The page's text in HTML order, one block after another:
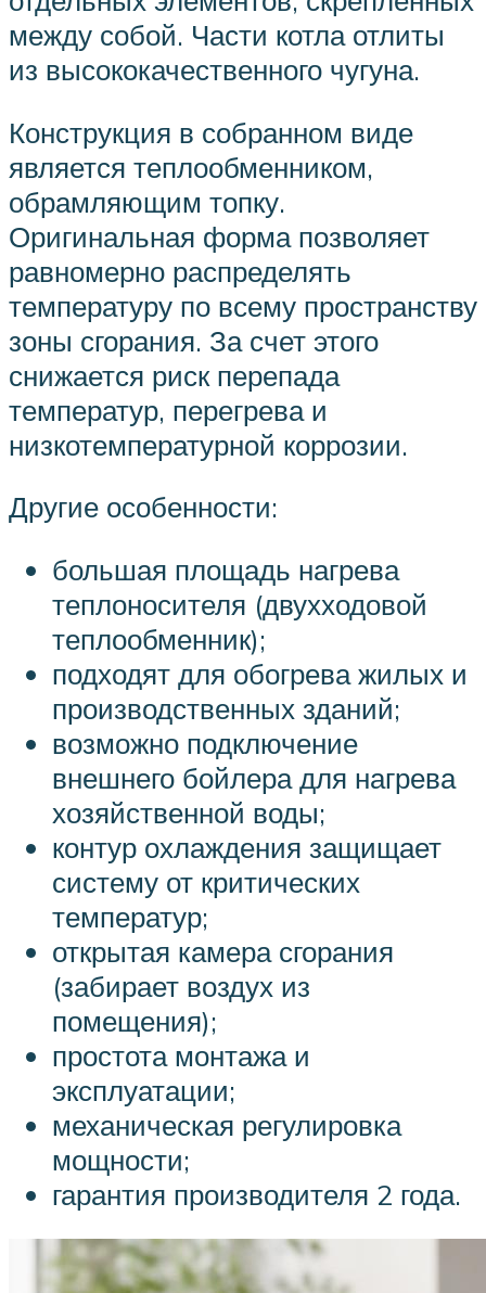
между собой. Части котла отлиты
из высококачественного чугуна.
Конструкция в собранном виде
является теплообменником,
обрамляющим топку.
Оригинальная форма позволяет
равномерно распределять
температуру по всему пространству
зоны сгорания. За счет этого
снижается риск перепада
температур, перегрева и
низкотемпературной коррозии.
Другие особенности:
большая площадь нагрева
теплоносителя (двухходовой
теплообменник);
подходят для обогрева жилых и
производственных зданий;
возможно подключение
внешнего бойлера для нагрева
хозяйственной воды;
контур охлаждения защищает
систему от критических
температур;
открытая камера сгорания
(забирает воздух из
помещения);
простота монтажа и
эксплуатации;
механическая регулировка
мощности;
гарантия производителя 2 года.